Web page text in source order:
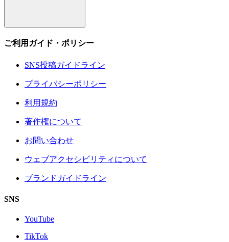
ご利用ガイド・ポリシー
SNS投稿ガイドライン
プライバシーポリシー
利用規約
著作権について
お問い合わせ
ウェブアクセシビリティについて
ブランドガイドライン
SNS
YouTube
TikTok